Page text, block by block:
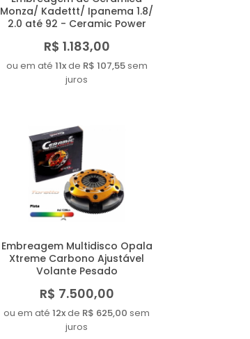
Monza/ Kadettt/ Ipanema 1.8/
2.0 até 92 - Ceramic Power
R$ 1.183,00
ou em até 11xde R$ 107,55sem
juros
Embreagem Multidisco Opala
Xtreme Carbono Ajustável
Volante Pesado
R$ 7.500,00
ou em até12xde R$ 625,00 sem
juros